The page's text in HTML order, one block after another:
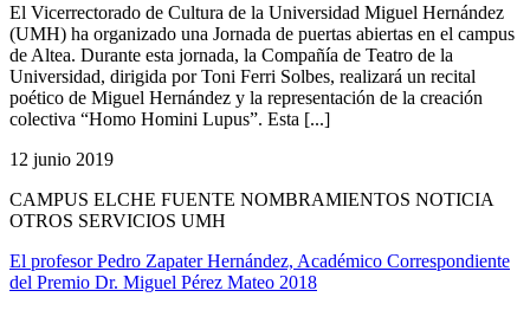
El Vicerrectorado de Cultura de la Universidad Miguel Hernández
(UMH) ha organizado una Jornada de puertas abiertas en el campus
de Altea. Durante esta jornada, la Compañía de Teatro de la
Universidad, dirigida por Toni Ferri Solbes, realizará un recital
poético de Miguel Hernández y la representación de la creación
colectiva “Homo Homini Lupus”. Esta [...]
12 junio 2019
CAMPUS ELCHE FUENTE NOMBRAMIENTOS NOTICIA
OTROS SERVICIOS UMH
El profesor Pedro Zapater Hernández, Académico Correspondiente
del Premio Dr. Miguel Pérez Mateo 2018